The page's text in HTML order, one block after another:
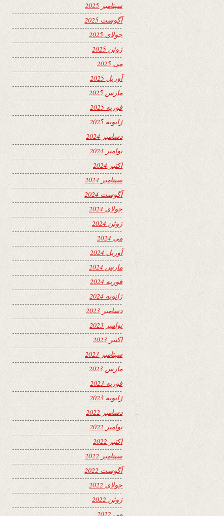
سپتامبر 2025
آگوست 2025
جولای 2025
ژوئن 2025
می 2025
آوریل 2025
مارس 2025
فوریه 2025
ژانویه 2025
دسامبر 2024
نوامبر 2024
اکتبر 2024
سپتامبر 2024
آگوست 2024
جولای 2024
ژوئن 2024
می 2024
آوریل 2024
مارس 2024
فوریه 2024
ژانویه 2024
دسامبر 2023
نوامبر 2023
اکتبر 2023
سپتامبر 2023
مارس 2023
فوریه 2023
ژانویه 2023
دسامبر 2022
نوامبر 2022
اکتبر 2022
سپتامبر 2022
آگوست 2022
جولای 2022
ژوئن 2022
می 2022